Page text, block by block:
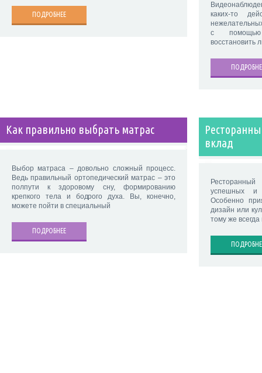
ПОДРОБНЕЕ
каких-то
с помощью
восстановить
Как правильно выбрать матрас
Выбор матраса – довольно сложный процесс.
Ведь правильный ортопедический матрас – это
полпути к здоровому сну, формированию
крепкого тела и бодрого духа. Вы, конечно,
можете пойти в специальный
ПОДРОБНЕЕ
вклад
успешных и
Особенно
дизайн или
тому же